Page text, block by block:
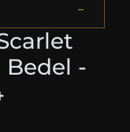
Bedel -